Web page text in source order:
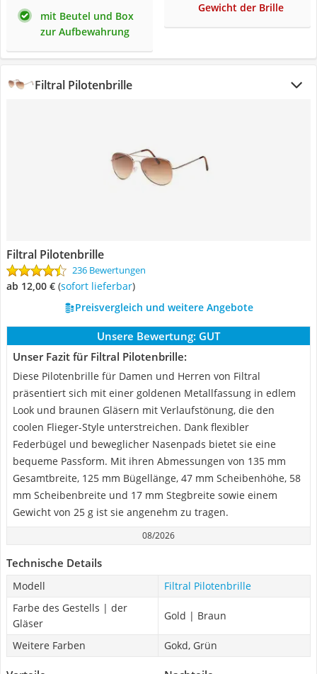
mit Beutel und Box
zur Aufbewahrung
Gewicht der Brille
Filtral Pilotenbrille
Filtral Pilotenbrille
236 Bewertungen
ab 12,00 € ( Sofort lieferbar)
Preisvergleich und weitere Angebote
Unsere Bewertung: GUT
Unser Fazit für Filtral Pilotenbrille:
Diese Pilotenbrille für Damen und Herren von Filtral
präsentiert sich mit einer goldenen Metallfassung in edlem
Look und braunen Gläsern mit Verlaufstönung, die den
coolen Flieger-Style unterstreichen. Dank flexibler
Federbügel und beweglicher Nasenpads bietet sie eine
bequeme Passform. Mit ihren Abmessungen von 135 mm
Gesamtbreite, 125 mm Bügellänge, 47 mm Scheibenhöhe, 58
mm Scheibenbreite und 17 mm Stegbreite sowie einem
Gewicht von 25 g ist sie angenehm zu tragen.
08/2026
Technische Details
Modell
Filtral Pilotenbrille
Farbe des Gestells | der
Gläser
Gold | Braun
Weitere Farben Gokd, Grün